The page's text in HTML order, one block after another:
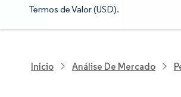
Termos de Valor (USD).
Início Análise De Mercado